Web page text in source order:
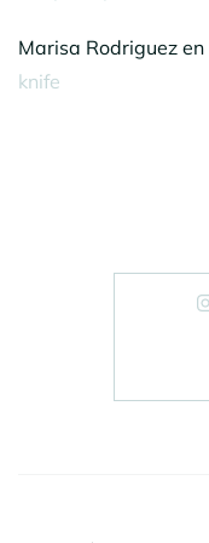
Marisa Rodriguez en
knife